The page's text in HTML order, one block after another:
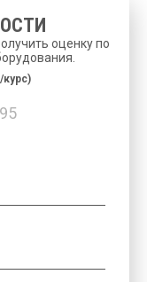
оценку по
курс)